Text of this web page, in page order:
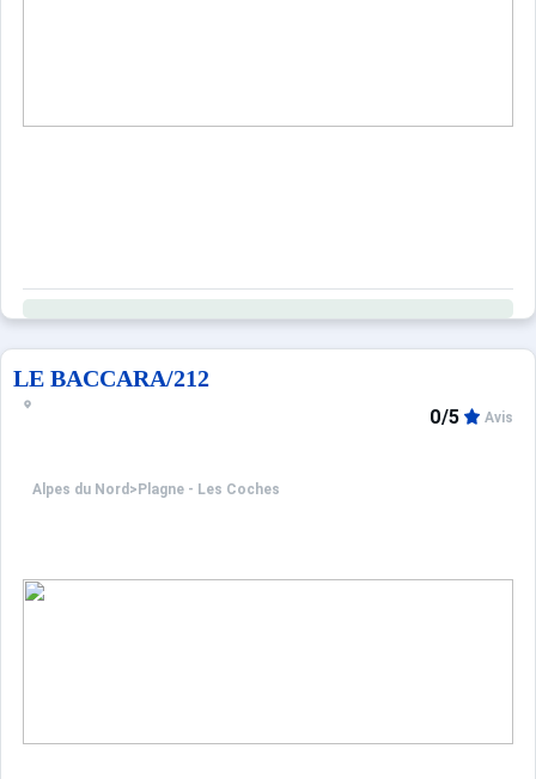
LE BACCARA/212
Alpes du Nord > Plagne - Les Coches
0/5 Avis